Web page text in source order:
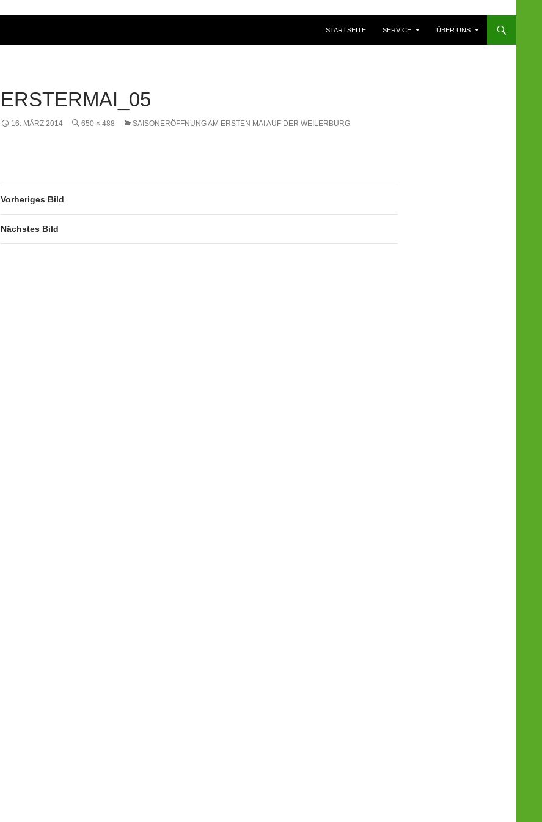
STARTSEITE
SERVICE ÜBER UNS
ERSTERMAI_05
16. MÄRZ 2014 650 × 488 SAISONERÖFFNUNG AM ERSTEN MAI AUF DER WEILERBURG
Vorheriges Bild
Nächstes Bild